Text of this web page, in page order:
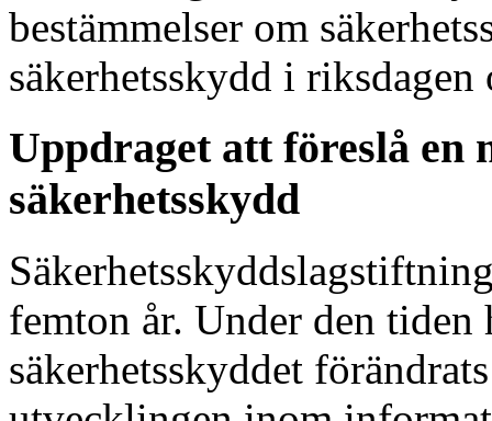
bestämmelser om
säkerhetsskydd i riksdagen
Uppdraget att föreslå en
säkerhetsskydd
femton år. Under den
säkerhetsskyddet